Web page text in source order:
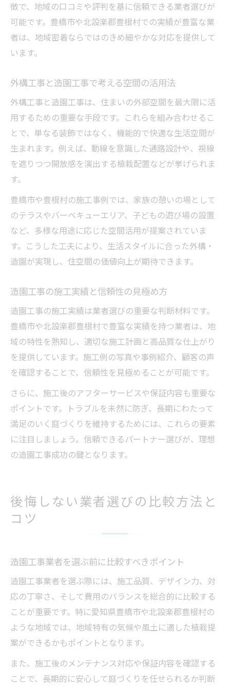
徴で、地域の口コミや評判を基に信頼できる業者選びが
可能です。豊橋市や北設楽郡豊根村での実績が豊富な業
者は、地域密着ならではのきめ細やかな対応を提供して
います。
外構工事と造園工事で考える空間の活用法
外構工事と造園工事は、住まいの外部空間を最大限に活
用するための重要な手段です。これらを組み合わせるこ
とで、単なる装飾ではなく、機能的で快適な生活空間が
生まれます。例えば、動線を意識した通路設計や、視線
を遮りつつ開放感を演出する植栽配置などが挙げられま
す。
豊橋市や豊根村の施工事例では、家族の憩いの場として
のテラスやバーベキューエリア、子どもの遊び場の設置
など、多様な用途に応じた空間活用が提案されていま
す。こうした工夫により、生活スタイルに合った外構・
造園が実現し、住空間の価値向上が期待できます。
造園工事の施工実績と信頼性の見極め方
造園工事の施工実績は業者選びの重要な判断材料です。
豊橋市や北設楽郡豊根村で豊富な実績を持つ業者は、地
域の特性を熟知し、適切な施工計画と高品質な仕上がり
を提供しています。施工例の写真や事例紹介、顧客の声
を確認することで、信頼性を見極めることが可能です。
さらに、施工後のアフターサービスや保証内容も重要な
ポイントです。トラブルを未然に防ぎ、長期にわたって
満足のいく庭づくりを維持するためには、これらの要素
に注目しましょう。信頼できるパートナー選びが、理想
の造園工事成功の鍵となります。
後悔しない業者選びの比較方法と
コツ
造園工事業者を選ぶ前に比較すべきポイント
造園工事業者を選ぶ際には、施工品質、デザイン力、対
応の丁寧さ、そして費用のバランスを総合的に比較する
ことが重要です。特に愛知県豊橋市や北設楽郡豊根村の
ような地域では、地域特有の気候や風土に適した植栽提
案ができるかもポイントとなります。
また、施工後のメンテナンス対応や保証内容を確認する
ことで、長期的に安心して庭づくりを任せられるか判断